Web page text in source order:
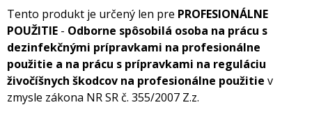
Tento produkt je určený len pre PROFESIONÁLNE
POUŽITIE - Odborne spôsobilá osoba na prácu s
dezinfekčnými prípravkami na profesionálne
použitie a na prácu s prípravkami na reguláciu
živočíšnych škodcov na profesionálne použitie v
zmysle zákona NR SR č. 355/2007 Z.z.